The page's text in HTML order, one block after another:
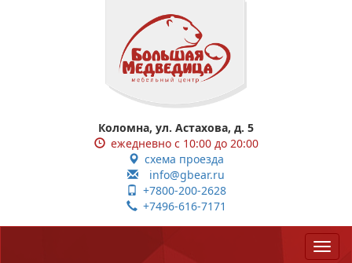
Коломна, ул. Астахова, д. 5
ежедневно с 10:00 до 20:00
схема проезда
info@gbear.ru
+7800-200-2628
+7496-616-7171